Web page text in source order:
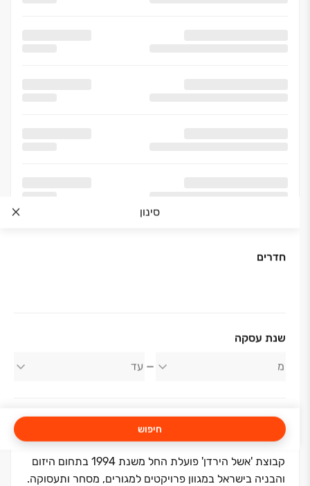
סינון
חדרים
שנת עסקה
חיפוש
אודות החברה
אשל הירדן
קבוצת 'אשל הירדן' פועלת החל משנת 1994 בתחום היזום
והבניה בישראל במגוון פרויקטים למגורים, מסחר ותעסוקה.